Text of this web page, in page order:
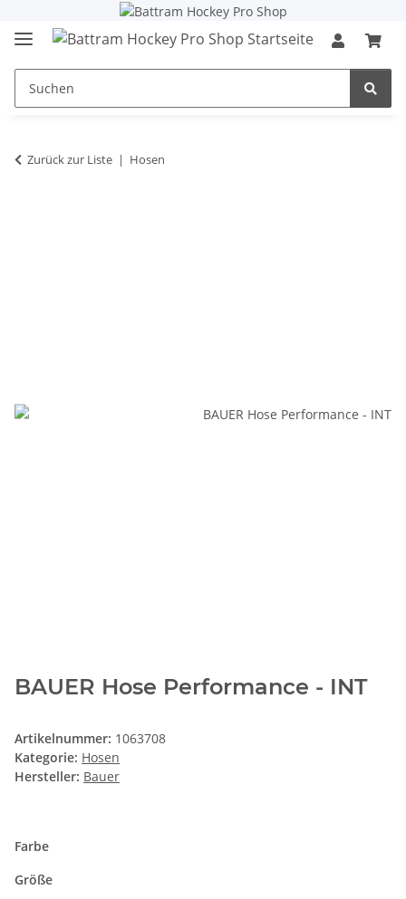
Zurück zur Liste Hosen
BAUER Hose Performance - INT
Artikelnummer: 1063708
Kategorie: Hosen
Hersteller: Bauer
Farbe
Größe